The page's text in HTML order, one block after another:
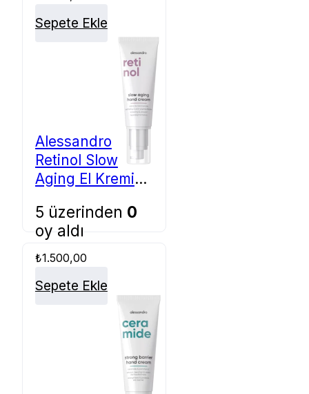
Sepete Ekle
Alessandro
Retinol Slow
Aging El Kremi
5 üzerinden 0
oy aldı
₺1.500,00
Sepete Ekle